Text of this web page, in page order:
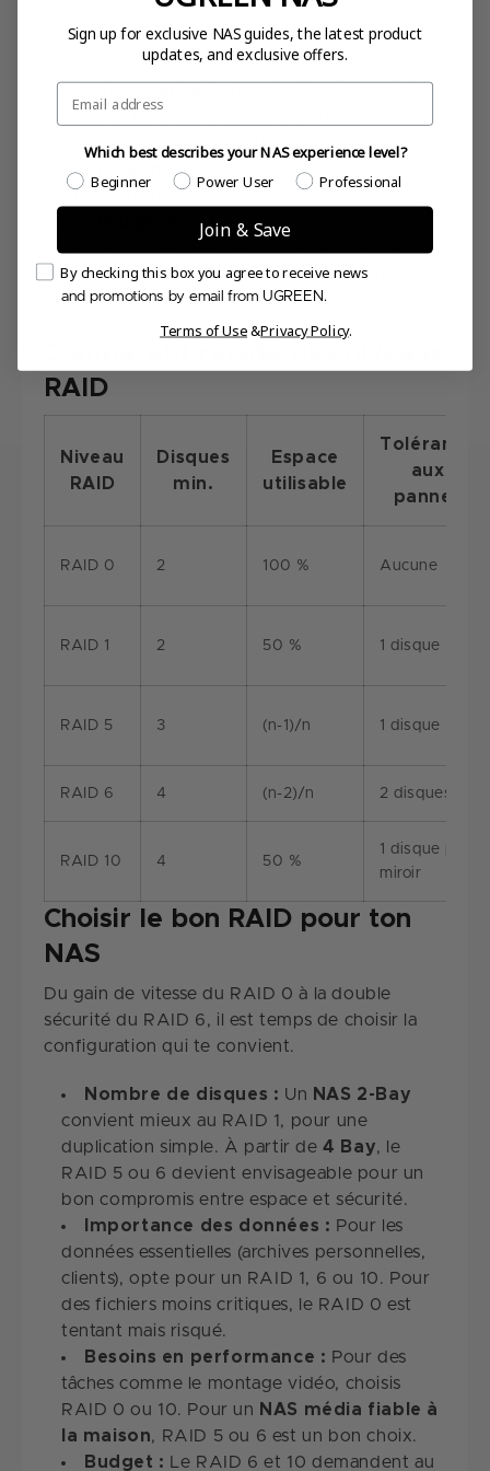
entre des paires de disques en miroir.
Vitesse :Excellente en lecture comme en
tombent, tout est perdu.
Stockage :50 % de la capacité totale (ex.
quatre disques de 10 To = 20 To utilisables).
Applications hautes
bases de données ou workflows créatifs
pros.
RAID
Niveau
RAID
Disques
min.
Espace
utilisable
Tolérance
aux
pannes
RAID 0 2 100 % Aucune
RAID 1 2 50 % 1 disque
RAID 5 3 (n-1)/n 1 disque
RAID 6 4 (n-2)/n 2 disques
RAID 10 4 50 %
1 disque par
miroir
Choisir le bon RAID pour ton
NAS
Du gain de vitesse du RAID 0 à la double
sécurité du RAID 6, il est temps de choisir la
configuration qui te convient.
Nombre de disques : Un NAS 2-Bay
convient mieux au RAID 1, pour une
duplication simple. À partir de4 Bay, le
RAID 5 ou 6 devient envisageable pour un
bon compromis entre espace et sécurité.
Importance des données : Pour les
données essentielles (archives personnelles,
clients), opte pour un RAID 1, 6 ou 10. Pour
des fichiers moins critiques, le RAID 0 est
tentant mais risqué.
Besoins en performance : Pour des
tâches comme le montage vidéo, choisis
RAID 0 ou 10. Pour un NAS média fiable à
la maison, RAID 5 ou 6 est un bon choix.
Budget : Le RAID 6 et 10 demandent au
Sign up for exclusive NAS guides, the latest product
updates, and exclusive offers.
Email
Which best describes your NAS experience level?
Which best describes your NAS experience level?
Beginner Power User Professional
Join & Save
Email Consent
By checking this box you agree to receive news
and promotions by email from UGREEN.
Terms of Use&Privacy Policy.